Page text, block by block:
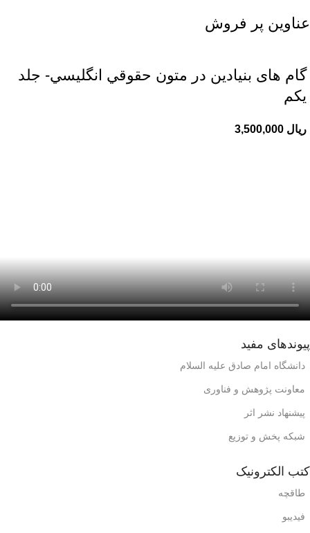
عناوین پر فروش
گام های بنیادین در متون حقوقي انگليسي- جلد
يكم
ریال
پیوندهای مفید
دانشگاه امام صادق علیه السلام
معاونت پژوهش و فناوری
پیشنهاد نشر اثر
شبکه پخش و توزیع
کتب الکترونیک
طاقچه
فیدیبو